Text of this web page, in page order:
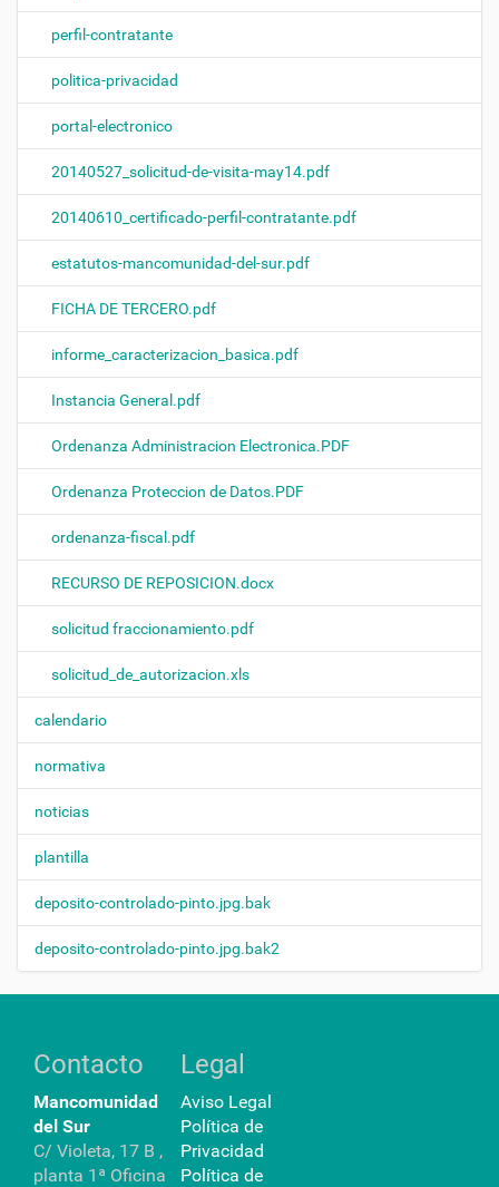
perfil-contratante
politica-privacidad
portal-electronico
20140527_solicitud-de-visita-may14.pdf
20140610_certificado-perfil-contratante.pdf
estatutos-mancomunidad-del-sur.pdf
FICHA DE TERCERO.pdf
informe_caracterizacion_basica.pdf
Instancia General.pdf
Ordenanza Administracion Electronica.PDF
Ordenanza Proteccion de Datos.PDF
ordenanza-fiscal.pdf
RECURSO DE REPOSICION.docx
solicitud fraccionamiento.pdf
solicitud_de_autorizacion.xls
calendario
normativa
noticias
plantilla
deposito-controlado-pinto.jpg.bak
deposito-controlado-pinto.jpg.bak2
Contacto
Mancomunidad
del Sur
C/ Violeta, 17 B ,
planta 1ª Oficina
Legal
Aviso Legal
Política de
Privacidad
Política de